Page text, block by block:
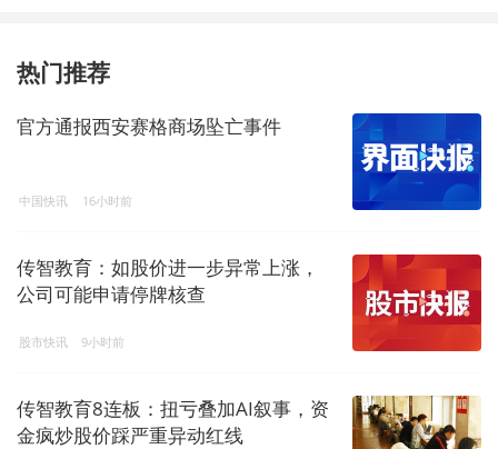
热门推荐
官方通报西安赛格商场坠亡事件
中国快讯 16小时前
传智教育：如股价进一步异常上涨，
公司可能申请停牌核查
股市快讯 9小时前
传智教育8连板：扭亏叠加AI叙事，资
金疯炒股价踩严重异动红线